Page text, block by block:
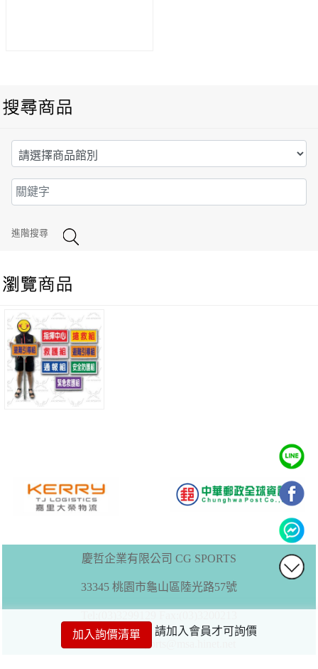
進階搜尋
加入詢價清單 請加入會員才可詢價
慶哲企業有限公司 CG SPORTS
33345 桃園市龜山區陸光路57號
E-mail :max.sports@msa.hinet.net